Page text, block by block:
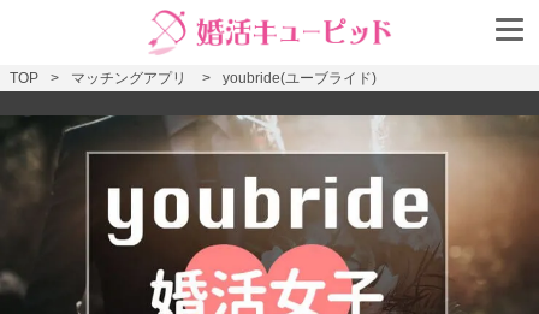
TOP マッチングアプリ youbride(ユーブライド)